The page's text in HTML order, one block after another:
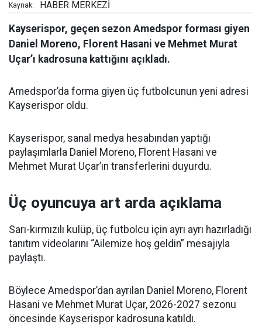
Kaynak: HABER MERKEZİ
Kayserispor, geçen sezon Amedspor forması giyen
Daniel Moreno, Florent Hasani ve Mehmet Murat
Uçar’ı kadrosuna kattığını açıkladı.
Amedspor’da forma giyen üç futbolcunun yeni adresi
Kayserispor oldu.
Kayserispor, sanal medya hesabından yaptığı
paylaşımlarla Daniel Moreno, Florent Hasani ve
Mehmet Murat Uçar’ın transferlerini duyurdu.
Üç oyuncuya art arda açıklama
Sarı-kırmızılı kulüp, üç futbolcu için ayrı ayrı hazırladığı
tanıtım videolarını “Ailemize hoş geldin” mesajıyla
paylaştı.
Böylece Amedspor’dan ayrılan Daniel Moreno, Florent
Hasani ve Mehmet Murat Uçar, 2026-2027 sezonu
öncesinde Kayserispor kadrosuna katıldı.